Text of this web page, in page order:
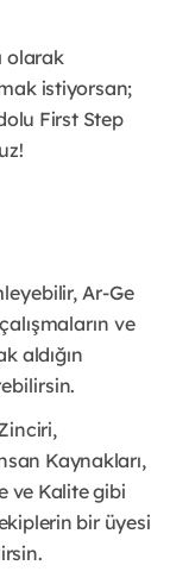
olarak
istiyorsan;
First Step
Ar-Ge
ve
aldığın
Kaynakları,
ve Kalite gibi
bir üyesi